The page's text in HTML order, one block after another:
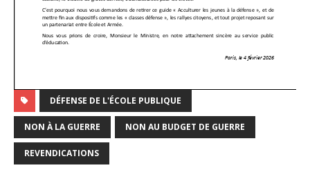
DÉFENSE DE L'ÉCOLE PUBLIQUE
NON À LA GUERRE NON AU BUDGET DE GUERRE
REVENDICATIONS